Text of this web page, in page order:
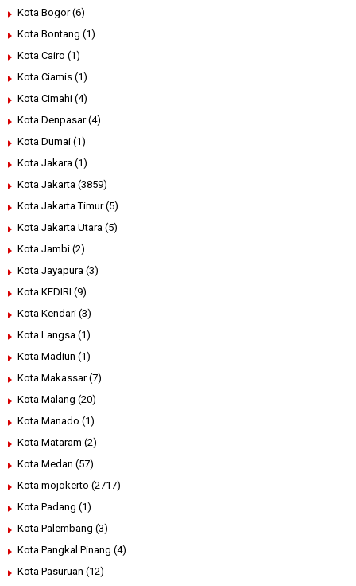
Kota Bogor (6)
Kota Bontang (1)
Kota Cairo (1)
Kota Ciamis (1)
Kota Cimahi (4)
Kota Denpasar (4)
Kota Dumai (1)
Kota Jakara (1)
Kota Jakarta (3859)
Kota Jakarta Timur (5)
Kota Jakarta Utara (5)
Kota Jambi (2)
Kota Jayapura (3)
Kota KEDIRI (9)
Kota Kendari (3)
Kota Langsa (1)
Kota Madiun (1)
Kota Makassar (7)
Kota Malang (20)
Kota Manado (1)
Kota Mataram (2)
Kota Medan (57)
Kota mojokerto (2717)
Kota Padang (1)
Kota Palembang (3)
Kota Pangkal Pinang (4)
Kota Pasuruan (12)